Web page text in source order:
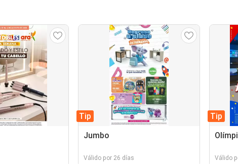
Tip
Jumbo
Válido por 26 días
Tip
Válido